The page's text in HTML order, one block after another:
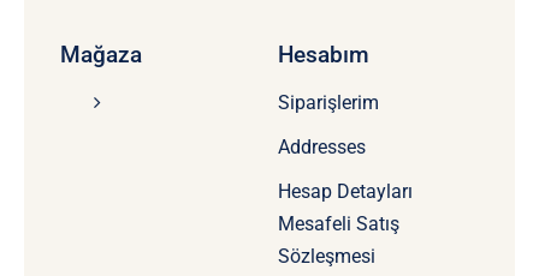
Mağaza Hesabım
Siparişlerim
Addresses
Hesap Detayları
Mesafeli Satış
Sözleşmesi